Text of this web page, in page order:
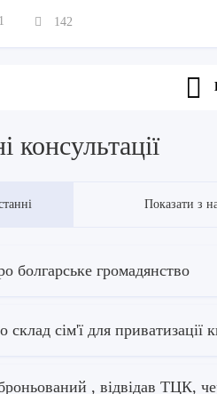
142
консультації
Показати з
болгарське громадянство
склад сім'ї для приватизації
, відвідав ТЦК,